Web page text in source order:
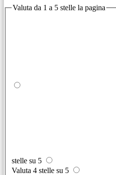
Valuta da 1 a 5 stelle la pagina
stelle su 5
Valuta 4 stelle su 5